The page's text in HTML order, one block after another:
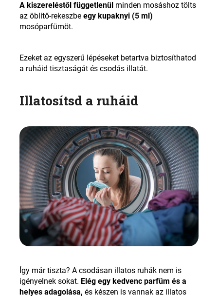
A kiszereléstől függetlenül minden mosáshoz tölts
az öblítő-rekeszbe egy kupaknyi (5 ml)
mosóparfümöt.
Ezeket az egyszerű lépéseket betartva biztosíthatod
a ruháid tisztaságát és csodás illatát.
Illatosítsd a ruháid
Így már tiszta? A csodásan illatos ruhák nem is
igényelnek sokat. Elég egy kedvenc parfüm és a
helyes adagolása, és készen is vannak az illatos